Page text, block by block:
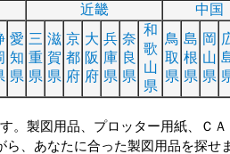
近畿 中国
愛
知
県
三
重
県
滋
賀
県
京
都
府
大
阪
府
兵
庫
県
奈
良
県
和
歌
山
県
鳥
取
県
島
根
県
岡
山
県
。製図用品、プロッター用紙、Ｃ
、あなたに合った製図用品を探せ